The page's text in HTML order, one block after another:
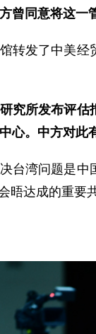
曾同意将这一
转发了中美
究所发布评
心。中方对此
台湾问题是
晤达成的重要